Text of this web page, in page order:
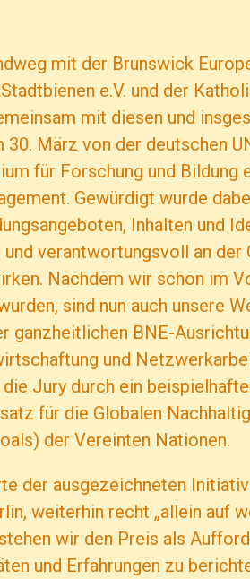
mit der Brunswick
e.V. und der
mit diesen und
März von der deutschen
für Forschung und Bildung
Gewürdigt wurde
Inhalten und
verantwortungsvoll an der
Nachdem wir schon im
sind nun auch unsere
ganzheitlichen BNE-
und
Jury durch ein
für die Globalen
der Vereinten Nationen.
der ausgezeichneten
weiterhin recht „allein auf
wir den Preis als
und Erfahrungen zu